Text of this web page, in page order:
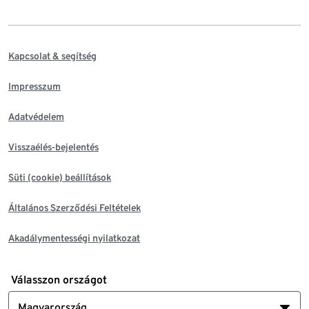
Kapcsolat & segítség
Impresszum
Adatvédelem
Visszaélés-bejelentés
Süti (cookie) beállítások
Általános Szerződési Feltételek
Akadálymentességi nyilatkozat
Válasszon országot